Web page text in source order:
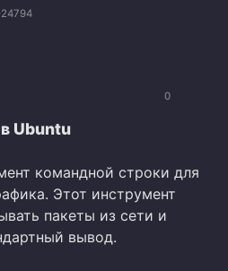
0
Ubuntu
командной строки для
Этот инструмент
пакеты из сети и
вывод.